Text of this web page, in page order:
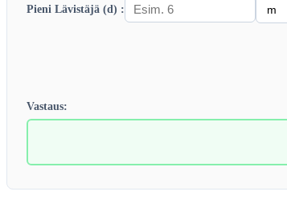
Pieni Lävistäjä (d) :
Vastaus: